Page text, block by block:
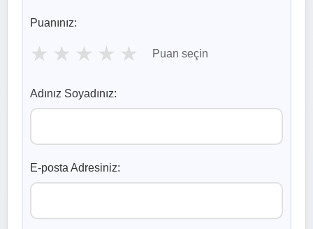
Puanınız:
★ ★ ★ ★ ★ Puan seçin
Adınız Soyadınız:
E-posta Adresiniz: